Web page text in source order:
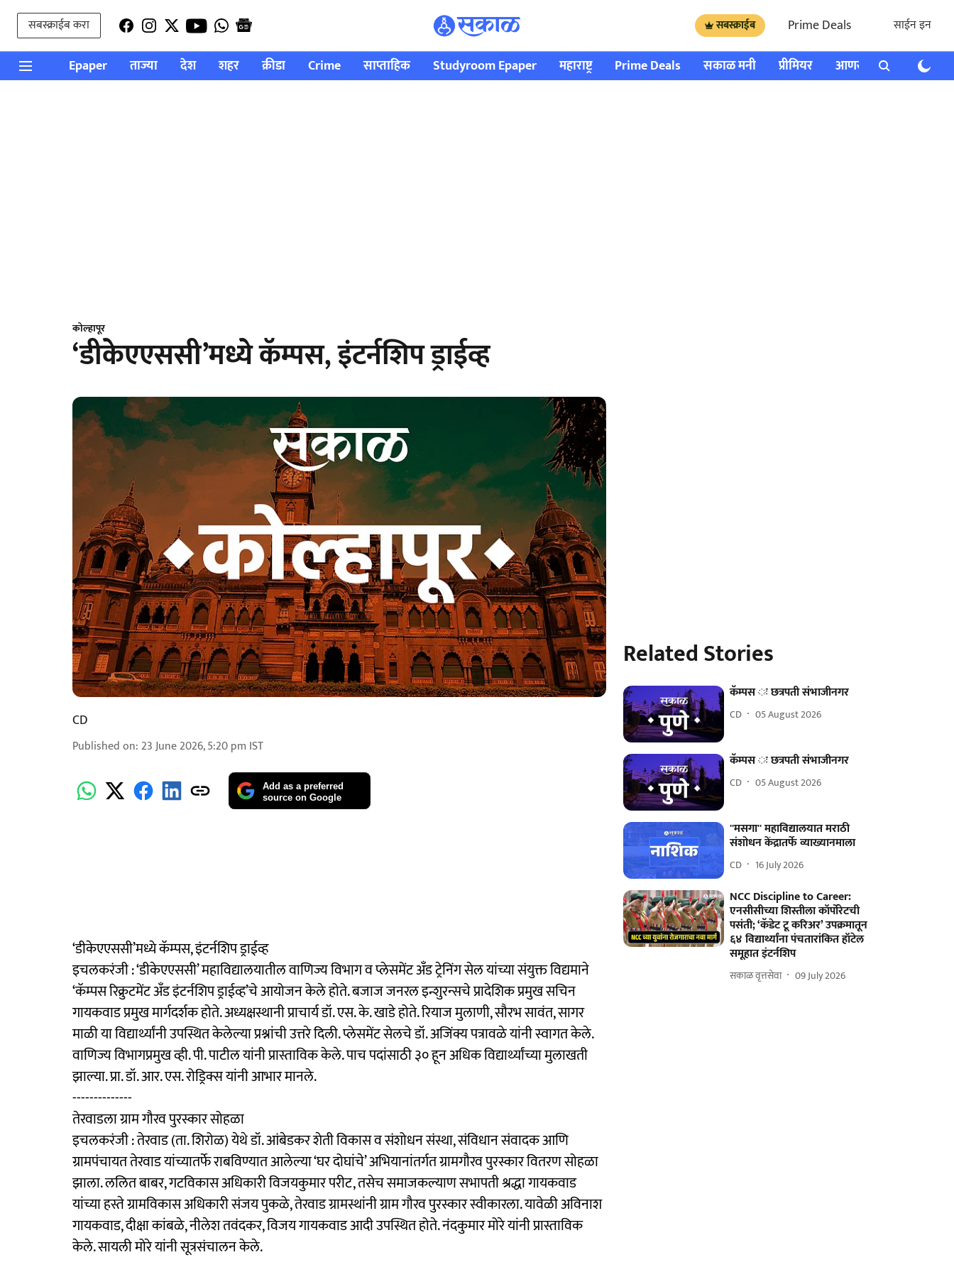
सबस्क्राईब करा सबस्क्राईब Prime Deals साईन इन
Epaper ताज्या देश शहर क्रीडा Crime साप्ताहिक Studyroom Epaper महाराष्ट्र Prime Deals सकाळ मनी प्रीमियर आणखी राशी भविष्य
कोल्हापूर
‘डीकेएएससी’मध्ये कॅम्पस, इंटर्नशिप ड्राईव्ह
CD
Published on: 23 June 2026, 5:20 pm IST
Add as a preferred
source on Google
‘डीकेएएससी’मध्ये कॅम्पस, इंटर्नशिप ड्राईव्ह
इचलकरंजी : ‘डीकेएएससी’ महाविद्यालयातील वाणिज्य विभाग व प्लेसमेंट अँड ट्रेनिंग सेल यांच्या संयुक्त विद्यमाने
‘कॅम्पस रिक्रुटमेंट अँड इंटर्नशिप ड्राईव्ह’चे आयोजन केले होते. बजाज जनरल इन्शुरन्सचे प्रादेशिक प्रमुख सचिन
गायकवाड प्रमुख मार्गदर्शक होते. अध्यक्षस्थानी प्राचार्य डॉ. एस. के. खाडे होते. रियाज मुलाणी, सौरभ सावंत, सागर
माळी या विद्यार्थ्यांनी उपस्थित केलेल्या प्रश्नांची उत्तरे दिली. प्लेसमेंट सेलचे डॉ. अजिंक्य पत्रावळे यांनी स्वागत केले.
वाणिज्य विभागप्रमुख व्ही. पी. पाटील यांनी प्रास्ताविक केले. पाच पदांसाठी ३० हून अधिक विद्यार्थ्यांच्या मुलाखती
झाल्या. प्रा. डॉ. आर. एस. रोड्रिक्स यांनी आभार मानले.
--------------
तेरवाडला ग्राम गौरव पुरस्कार सोहळा
इचलकरंजी : तेरवाड (ता. शिरोळ) येथे डॉ. आंबेडकर शेती विकास व संशोधन संस्था, संविधान संवादक आणि
ग्रामपंचायत तेरवाड यांच्यातर्फे राबविण्यात आलेल्या ‘घर दोघांचे’ अभियानांतर्गत ग्रामगौरव पुरस्कार वितरण सोहळा
झाला. ललित बाबर, गटविकास अधिकारी विजयकुमार परीट, तसेच समाजकल्याण सभापती श्रद्धा गायकवाड
यांच्या हस्ते ग्रामविकास अधिकारी संजय पुकळे, तेरवाड ग्रामस्थांनी ग्राम गौरव पुरस्कार स्वीकारला. यावेळी अविनाश
गायकवाड, दीक्षा कांबळे, नीलेश तवंदकर, विजय गायकवाड आदी उपस्थित होते. नंदकुमार मोरे यांनी प्रास्ताविक
केले. सायली मोरे यांनी सूत्रसंचालन केले.
Related Stories
कॅम्पस ः छत्रपती संभाजीनगर
CD 05 August 2026
कॅम्पस ः छत्रपती संभाजीनगर
CD 05 August 2026
''मसगा'' महाविद्यालयात मराठी
संशोधन केंद्रातर्फे व्याख्यानमाला
CD 16 July 2026
NCC Discipline to Career:
एनसीसीच्या शिस्तीला कॉर्पोरेटची
पसंती; ‘कॅडेट टू करिअर’ उपक्रमातून
६४ विद्यार्थ्यांना पंचतारांकित हॉटेल
समूहात इंटर्नशिप
सकाळ वृत्तसेवा 09 July 2026